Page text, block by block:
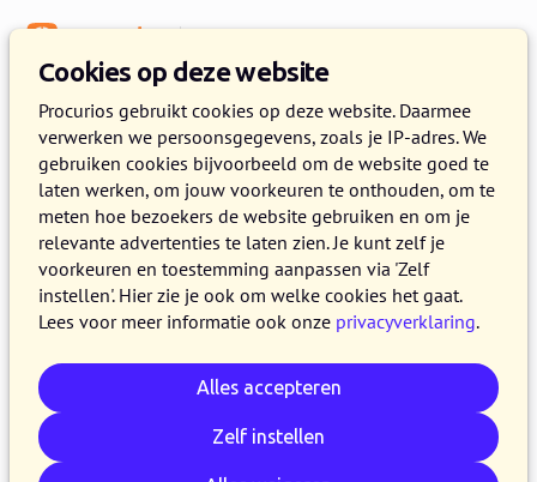
Cookies op deze website
Procurios gebruikt cookies op deze website. Daarmee
verwerken we persoonsgegevens, zoals je IP-adres. We
gebruiken cookies bijvoorbeeld om de website goed te
laten werken, om jouw voorkeuren te onthouden, om te
meten hoe bezoekers de website gebruiken en om je
relevante advertenties te laten zien. Je kunt zelf je
voorkeuren en toestemming aanpassen via 'Zelf
instellen'. Hier zie je ook om welke cookies het gaat.
Lees voor meer informatie ook onze privacyverklaring.
Alles accepteren
Zelf instellen
Samenwerken met klant, collega
en technologie: werken als
interaction designer bij
Procurios
27 AUGUSTUS 2019 KARS KREMERS 3 MINUTEN LEZEN
Procurios blijft altijd in ontwikkeling en ook als
van mee. Kars werkt inmiddels zo’n 9 jaar bij ons
en is ondertussen een echte senior binnen zijn
vak. Wat dat vak eigenlijk inhoudt? Lees de blog